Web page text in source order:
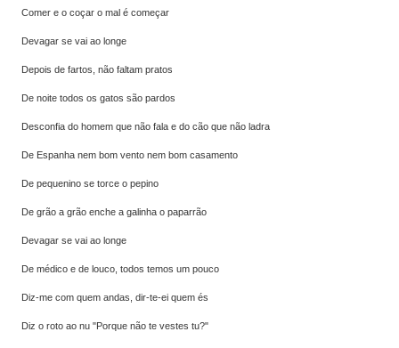
Comer e o coçar o mal é começar
Devagar se vai ao longe
Depois de fartos, não faltam pratos
De noite todos os gatos são pardos
Desconfia do homem que não fala e do cão que não ladra
De Espanha nem bom vento nem bom casamento
De pequenino se torce o pepino
De grão a grão enche a galinha o paparrão
Devagar se vai ao longe
De médico e de louco, todos temos um pouco
Diz-me com quem andas, dir-te-ei quem és
Diz o roto ao nu "Porque não te vestes tu?"